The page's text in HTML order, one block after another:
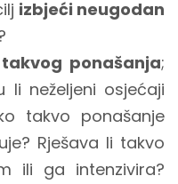
izbjeći neugodan
ponašanja;
li neželjeni osjećaji
takvo ponašanje
Rješava li takvo
ili ga intenzivira?